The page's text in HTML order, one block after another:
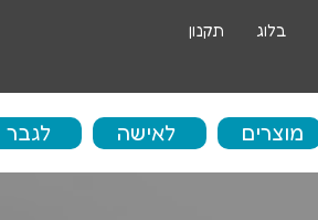
בלוג תקנון
מוצרים לאישה לגבר